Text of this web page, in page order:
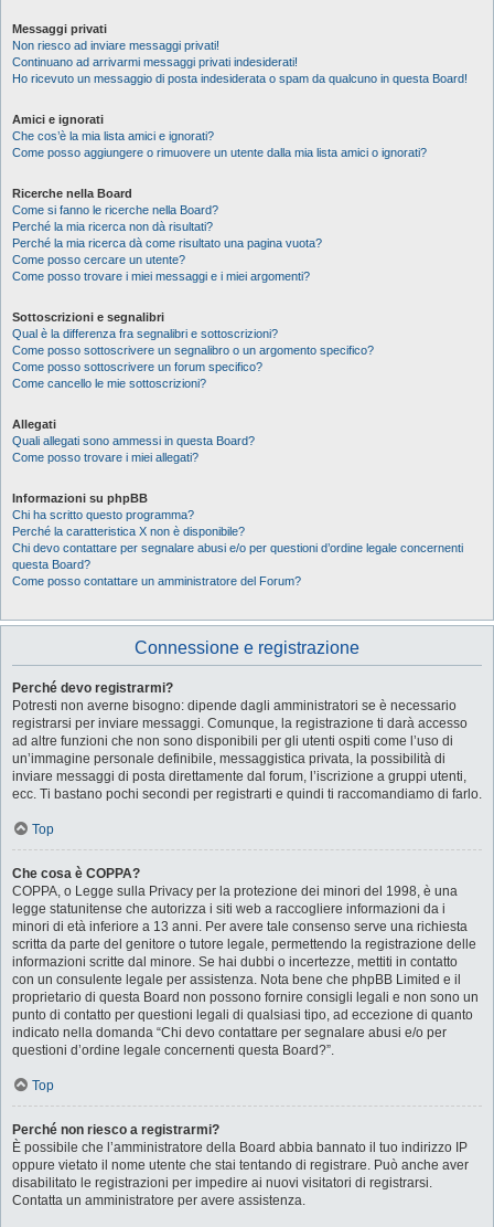
Messaggi privati
Non riesco ad inviare messaggi privati!
Continuano ad arrivarmi messaggi privati indesiderati!
Ho ricevuto un messaggio di posta indesiderata o spam da qualcuno in questa Board!
Amici e ignorati
Che cos’è la mia lista amici e ignorati?
Come posso aggiungere o rimuovere un utente dalla mia lista amici o ignorati?
Ricerche nella Board
Come si fanno le ricerche nella Board?
Perché la mia ricerca non dà risultati?
Perché la mia ricerca dà come risultato una pagina vuota?
Come posso cercare un utente?
Come posso trovare i miei messaggi e i miei argomenti?
Sottoscrizioni e segnalibri
Qual è la differenza fra segnalibri e sottoscrizioni?
Come posso sottoscrivere un segnalibro o un argomento specifico?
Come posso sottoscrivere un forum specifico?
Come cancello le mie sottoscrizioni?
Allegati
Quali allegati sono ammessi in questa Board?
Come posso trovare i miei allegati?
Informazioni su phpBB
Chi ha scritto questo programma?
Perché la caratteristica X non è disponibile?
Chi devo contattare per segnalare abusi e/o per questioni d’ordine legale concernenti
questa Board?
Come posso contattare un amministratore del Forum?
Connessione e registrazione
Perché devo registrarmi?
Potresti non averne bisogno: dipende dagli amministratori se è necessario
registrarsi per inviare messaggi. Comunque, la registrazione ti darà accesso
ad altre funzioni che non sono disponibili per gli utenti ospiti come l’uso di
un’immagine personale definibile, messaggistica privata, la possibilità di
inviare messaggi di posta direttamente dal forum, l’iscrizione a gruppi utenti,
ecc. Ti bastano pochi secondi per registrarti e quindi ti raccomandiamo di farlo.
Top
Che cosa è COPPA?
COPPA, o Legge sulla Privacy per la protezione dei minori del 1998, è una
legge statunitense che autorizza i siti web a raccogliere informazioni da i
minori di età inferiore a 13 anni. Per avere tale consenso serve una richiesta
scritta da parte del genitore o tutore legale, permettendo la registrazione delle
informazioni scritte dal minore. Se hai dubbi o incertezze, mettiti in contatto
con un consulente legale per assistenza. Nota bene che phpBB Limited e il
proprietario di questa Board non possono fornire consigli legali e non sono un
punto di contatto per questioni legali di qualsiasi tipo, ad eccezione di quanto
indicato nella domanda “Chi devo contattare per segnalare abusi e/o per
questioni d’ordine legale concernenti questa Board?”.
Top
Perché non riesco a registrarmi?
È possibile che l’amministratore della Board abbia bannato il tuo indirizzo IP
oppure vietato il nome utente che stai tentando di registrare. Può anche aver
disabilitato le registrazioni per impedire ai nuovi visitatori di registrarsi.
Contatta un amministratore per avere assistenza.